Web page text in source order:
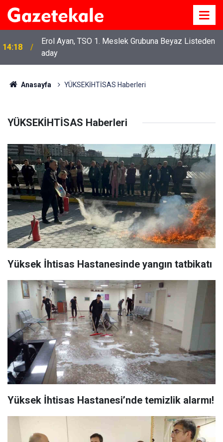
14:18
Erol Ayan, TSO 1. Meslek Grubuna Beyaz Listeden
aday
13:48
Anahtar Parti’den “Terörsüz Türkiye” yasasına sert
Anasayfa YÜKSEKİHTİSAS Haberleri
YÜKSEKİHTİSAS Haberleri
Yüksek İhtisas Hastanesinde yangın tatbikatı
Yüksek İhtisas Hastanesi’nde temizlik alarmı!